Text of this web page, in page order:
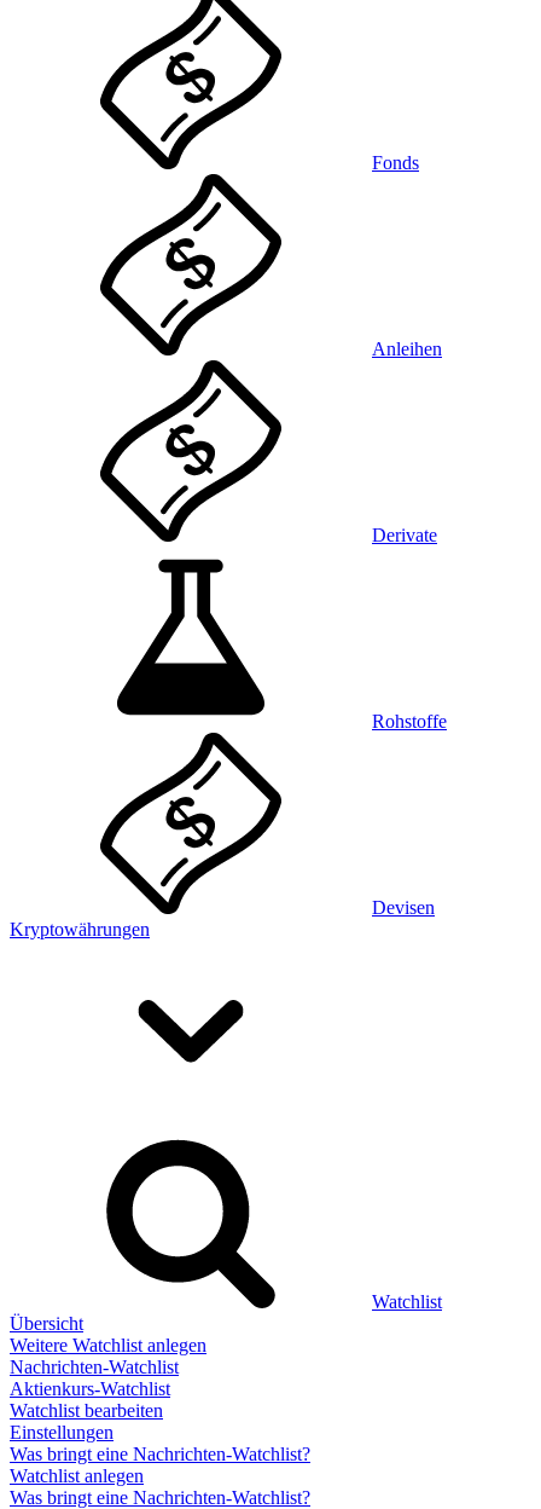
Fonds
Anleihen
Derivate
Rohstoffe
Devisen
Kryptowährungen
Watchlist
Übersicht
Weitere Watchlist anlegen
Nachrichten-Watchlist
Aktienkurs-Watchlist
Watchlist bearbeiten
Einstellungen
Was bringt eine Nachrichten-Watchlist?
Watchlist anlegen
Was bringt eine Nachrichten-Watchlist?